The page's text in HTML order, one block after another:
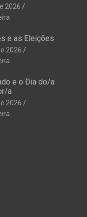
2026
e as Eleições
2026
e o Dia do/a
a
2026